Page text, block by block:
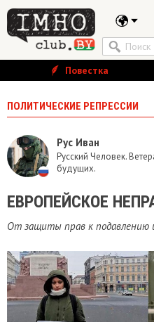
Повестка
ПОЛИТИЧЕСКИЕ РЕПРЕССИИ
Рус Иван
Русский Человек.
будущих.
ЕВРОПЕЙСКОЕ
От защиты прав к подавлению